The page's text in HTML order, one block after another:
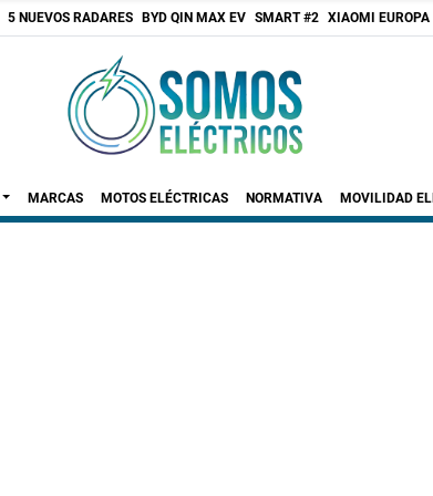
5 NUEVOS RADARES BYD QIN MAX EV SMART #2 XIAOMI EUROPA
MARCAS MOTOS ELÉCTRICAS NORMATIVA MOVILIDAD